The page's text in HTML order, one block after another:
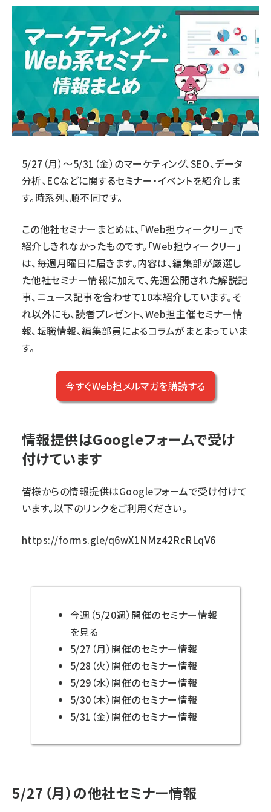
5/27（月）～5/31（金）のマーケティング、SEO、データ
分析、ECなどに関するセミナー・イベントを紹介しま
す。時系列、順不同です。
この他社セミナーまとめは、「Web担ウィークリー」で
紹介しきれなかったものです。「Web担ウィークリー」
は、毎週月曜日に届きます。内容は、編集部が厳選し
た他社セミナー情報に加えて、先週公開された解説記
事、ニュース記事を合わせて10本紹介しています。そ
れ以外にも、読者プレゼント、Web担主催セミナー情
報、転職情報、編集部員によるコラムがまとまっていま
す。
今すぐWeb担メルマガを購読する
情報提供はGoogleフォームで受け
付けています
皆様からの情報提供はGoogleフォームで受け付けて
います。以下のリンクをご利用ください。
https://forms.gle/q6wX1NMz42RcRLqV6
今週（5/20週）開催のセミナー情報
を見る
5/27（月）開催のセミナー情報
5/28（火）開催のセミナー情報
5/29（水）開催のセミナー情報
5/30（木）開催のセミナー情報
5/31（金）開催のセミナー情報
5/27（月）の他社セミナー情報